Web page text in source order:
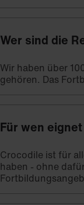
Wer sind die
Wir haben über
gehören. Das
Für wen
Crocodile ist für
haben - ohne